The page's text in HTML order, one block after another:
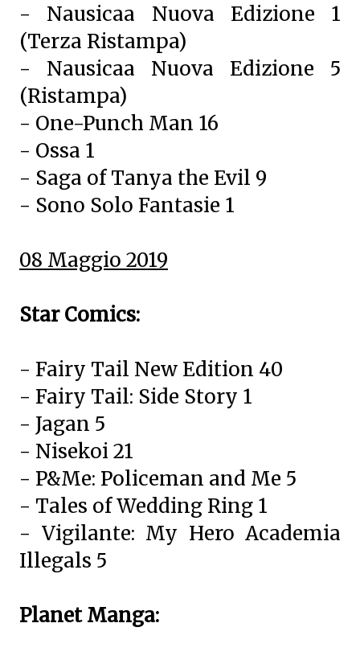
- Nausicaa Nuova Edizione 1
(Terza Ristampa)
- Nausicaa Nuova Edizione 5
(Ristampa)
- One-Punch Man 16
- Ossa 1
- Saga of Tanya the Evil 9
- Sono Solo Fantasie 1
08 Maggio 2019
Star Comics:
- Fairy Tail New Edition 40
- Fairy Tail: Side Story 1
- Jagan 5
- Nisekoi 21
- P&Me: Policeman and Me 5
- Tales of Wedding Ring 1
- Vigilante: My Hero Academia
Illegals 5
Planet Manga: